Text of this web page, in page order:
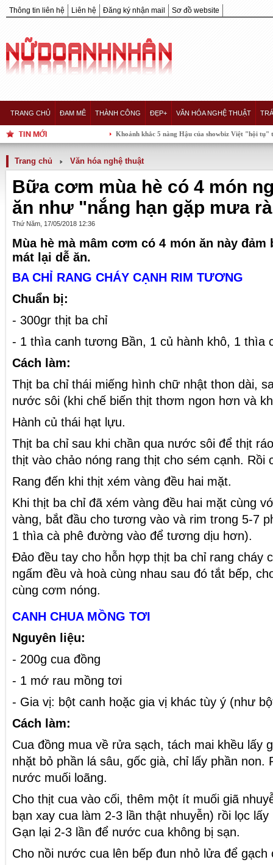
Thông tin liên hệ Liên hệ Đăng ký nhận mail Sơ đồ website
TRANG CHỦ ĐAM MÊ THÀNH CÔNG ĐẸP+ VĂN HÓA NGHỆ THUẬT
Khoảnh khắc 5 nàng Hậu của showbiz Việt "hội tụ" trong một
Trang chủ Văn hóa nghệ thuật
Bữa cơm mùa hè có 4 món
ăn như "nắng hạn gặp mưa
Thứ Năm, 17/05/2018 12:36
Mùa hè mà mâm cơm có 4 món ăn này đảm
mát lại dễ ăn.
BA CHỈ RANG CHÁY CẠNH RIM TƯƠNG
Chuẩn bị:
- 300gr thịt ba chỉ
- 1 thìa canh tương Bần, 1 củ hành khô, 1 thìa
Cách làm:
Thịt ba chỉ thái miếng hình chữ nhật thon dài,
nước sôi (khi chế biến thịt thơm ngon hơn và
Hành củ thái hạt lựu.
Thịt ba chỉ sau khi chần qua nước sôi để thịt
thịt vào chảo nóng rang thịt cho sém cạnh. Rồi
Rang đến khi thịt xém vàng đều hai mặt.
Khi thịt ba chỉ đã xém vàng đều hai mặt cùng
vàng, bắt đầu cho tương vào và rim trong 5-7
1 thìa cà phê đường vào để tương dịu hơn).
Đảo đều tay cho hỗn hợp thịt ba chỉ rang cháy
ngấm đều và hoà cùng nhau sau đó tắt bếp,
cùng cơm nóng.
CANH CHUA MỒNG TƠI
Nguyên liệu:
- 200g cua đồng
- 1 mớ rau mồng tơi
- Gia vị: bột canh hoặc gia vị khác tùy ý (như
Cách làm:
Cua đồng mua về rửa sạch, tách mai khều lấy
nhặt bỏ phần lá sâu, gốc già, chỉ lấy phần non.
nước muối loãng.
Cho thịt cua vào cối, thêm một ít muối giã
bạn xay cua làm 2-3 lần thật nhuyễn) rồi lọc
Gạn lại 2-3 lần để nước cua không bị sạn.
Cho nồi nước cua lên bếp đun nhỏ lửa để